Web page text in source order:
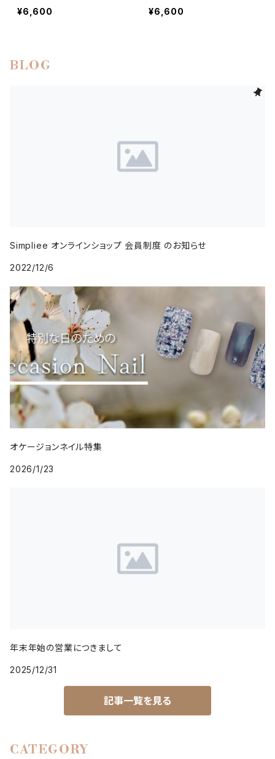
el（シナジーネイルハードジ
ェル）15g
¥6,600
¥6,600
BLOG
Simpliee オンラインショップ 会員制度 のお知らせ
2022/12/6
オケージョンネイル特集
2026/1/23
年末年始の営業につきまして
2025/12/31
記事一覧を見る
CATEGORY